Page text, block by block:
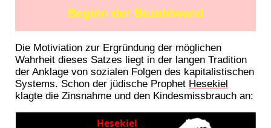
Beginn der Bezahlwand
Die Motiviation zur Ergründung der möglichen
Wahrheit dieses Satzes liegt in der langen Tradition
der Anklage von sozialen Folgen des kapitalistischen
Systems. Schon der jüdische Prophet Hesekiel
klagte die Zinsnahme und den Kindesmissbrauch an: